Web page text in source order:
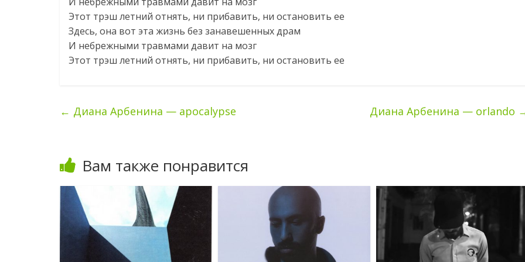
Этот трэш летний отнять, ни прибавить, ни остановить ее
Здесь, она вот эта жизнь без занавешенных драм
И небрежными травмами давит на мозг
Этот трэш летний отнять, ни прибавить, ни остановить ее
← Диана Арбенина — apocalypse Диана Арбенина — orlando
Вам также понравится